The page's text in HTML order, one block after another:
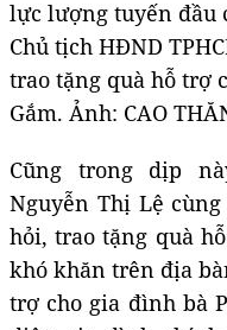
Chủ tịch HĐND
trao tặng quà hỗ trợ
Gắm. Ảnh: CAO
Cũng trong dịp
Nguyễn Thị Lệ
hỏi, trao tặng quà
khó khăn trên địa
trợ cho gia đình bà